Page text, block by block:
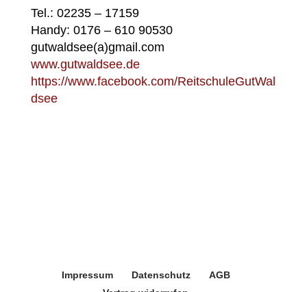
Tel.: 02235 – 17159
Handy: 0176 – 610 90530
gutwaldsee(a)gmail.com
www.gutwaldsee.de
https://www.facebook.com/ReitschuleGutWal
dsee
Impressum Datenschutz
AGB